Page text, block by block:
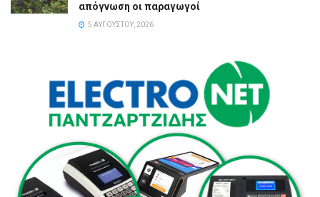
απόγνωση οι παραγωγοί
5 ΑΥΓΟΎΣΤΟΥ, 2026